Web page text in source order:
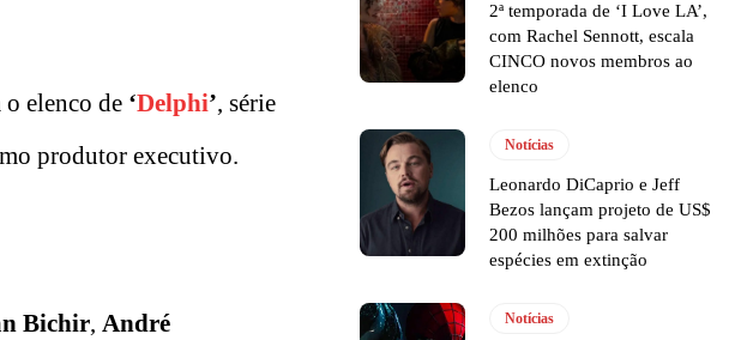
elenco de ‘Delphi’, série
produtor executivo.
Bichir, André
2ª temporada de ‘I Love LA’,
com Rachel Sennott, escala
CINCO novos membros ao
elenco
Notícias
Leonardo DiCaprio e Jeff
Bezos lançam projeto de US$
200 milhões para salvar
espécies em extinção
Notícias